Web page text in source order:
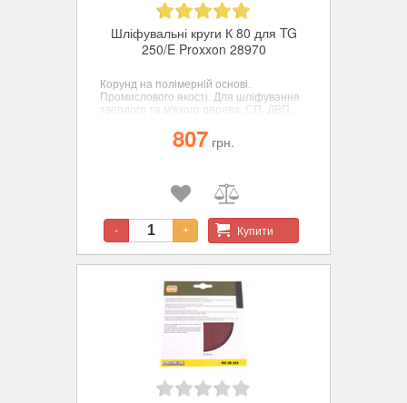
Шліфувальні круги К 80 для TG
250/E Proxxon 28970
Корунд на полімерній основі.
Промислового якості. Для шліфування
твердого та м'якого дерева, СП, ДВП,
пробки, гуми і мінералів. ø 250 мм. зерн.
807 грн.
- + Купити